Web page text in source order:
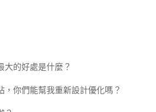
大的好處是什麼？
，你們能幫我重新設計優化嗎？